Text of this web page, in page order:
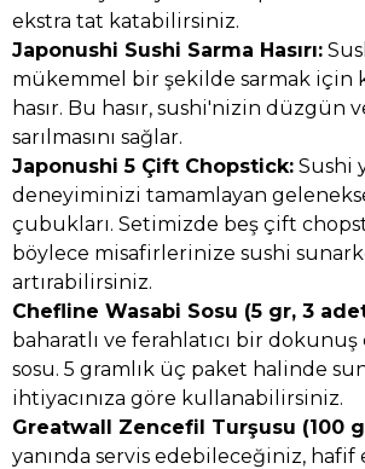
ekstra tat katabilirsiniz.
Japonushi Sushi Sarma Hasırı:
mükemmel bir şekilde sarmak için
hasır. Bu hasır, sushi'nizin düzgün
sarılmasını sağlar.
Japonushi 5 Çift Chopstick: Sushi
deneyiminizi tamamlayan
çubukları. Setimizde beş çift
böylece misafirlerinize sushi
artırabilirsiniz.
Chefline Wasabi Sosu (5 gr, 3
baharatlı ve ferahlatıcı bir
sosu. 5 gramlık üç paket halinde
ihtiyacınıza göre kullanabilirsiniz.
Greatwall Zencefil Turşusu (100
yanında servis edebileceğiniz, hafif